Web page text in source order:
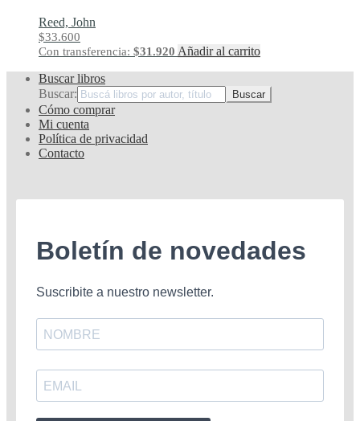
Reed, John
$33.600
Con transferencia: $31.920 Añadir al carrito
Buscar libros
Buscar:
Cómo comprar
Mi cuenta
Política de privacidad
Contacto
Boletín de novedades
Suscribite a nuestro newsletter.